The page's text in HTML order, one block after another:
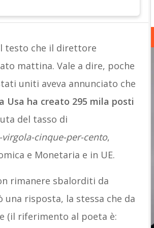
testo che il direttore
mattina. Vale a dire, poche
uniti aveva annunciato che
Usa ha creato 295 mila posti
del tasso di
virgola-cinque-per-cento,
e Monetaria e in UE.
rimanere sbalorditi da
una risposta, la stessa che da
(il riferimento al poeta è: